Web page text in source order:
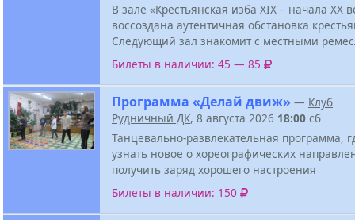
В зале «Крестьянская изба XIX – начала XX
воссоздана аутентичная обстановка
Следующий зал знакомит с местными
Билеты в наличии: 45 — 85
Программа «Делай движ» — Клуб
Рудничный ДК, 8 августа 2026 18:00 сб
Танцевально-развлекательная программа,
узнать новое о хореографических
получить заряд хорошего настроения
Билеты в наличии: 150